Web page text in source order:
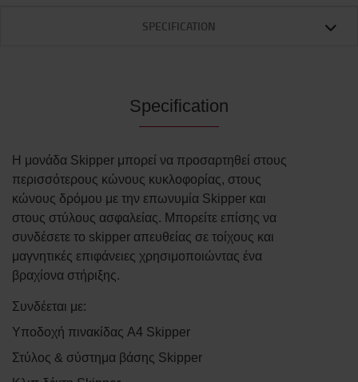
SPECIFICATION
Specification
Η μονάδα Skipper μπορεί να προσαρτηθεί στους
περισσότερους κώνους κυκλοφορίας, στους
κώνους δρόμου με την επωνυμία Skipper και
στους στύλους ασφαλείας. Μπορείτε επίσης να
συνδέσετε το skipper απευθείας σε τοίχους και
μαγνητικές επιφάνειες χρησιμοποιώντας ένα
βραχίονα στήριξης.
Συνδέεται με:
Υποδοχή πινακίδας A4 Skipper
Στύλος & σύστημα βάσης Skipper